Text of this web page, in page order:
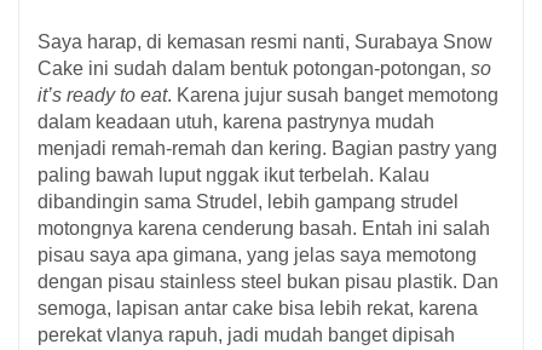
Saya harap, di kemasan resmi nanti, Surabaya Snow
Cake ini sudah dalam bentuk potongan-potongan, so
it’s ready to eat. Karena jujur susah banget memotong
dalam keadaan utuh, karena pastrynya mudah
menjadi remah-remah dan kering. Bagian pastry yang
paling bawah luput nggak ikut terbelah. Kalau
dibandingin sama Strudel, lebih gampang strudel
motongnya karena cenderung basah. Entah ini salah
pisau saya apa gimana, yang jelas saya memotong
dengan pisau stainless steel bukan pisau plastik. Dan
semoga, lapisan antar cake bisa lebih rekat, karena
perekat vlanya rapuh, jadi mudah banget dipisah